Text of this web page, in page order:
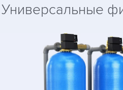
Универсальные